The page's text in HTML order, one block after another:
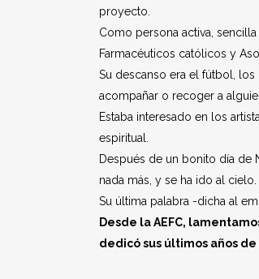
proyecto.
Como persona activa,
Farmacéuticos católicos y
Su descanso era el fútbol,
acompañar o recoger a
Estaba interesado en los
espiritual.
Después de un bonito día de
nada más, y se ha ido al cielo.
Su última palabra -dicha al
Desde la AEFC,
dedicó sus últimos años de